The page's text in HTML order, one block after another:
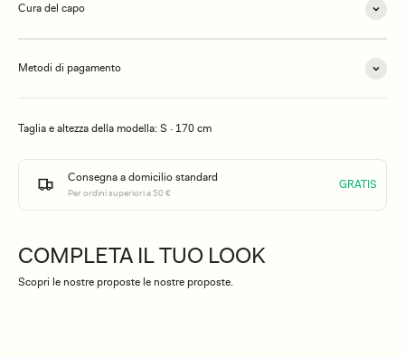
Cura del capo
Metodi di pagamento
Taglia e altezza della modella: S · 170 cm
Consegna a domicilio standard
Per ordini superiori a 50 €
GRATIS
COMPLETA IL TUO LOOK
Scopri le nostre proposte le nostre proposte.